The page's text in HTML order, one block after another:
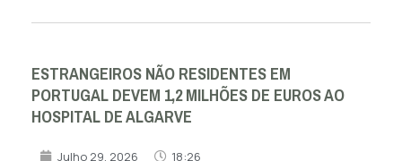
ESTRANGEIROS NÃO RESIDENTES EM
PORTUGAL DEVEM 1,2 MILHÕES DE EUROS AO
HOSPITAL DE ALGARVE
Julho 29, 2026 18:26